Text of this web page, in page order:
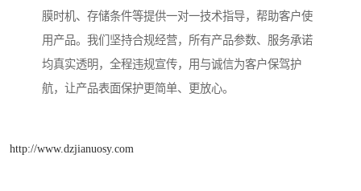
膜时机、存储条件等提供一对一技术指导，帮助客户使
用产品。我们坚持合规经营，所有产品参数、服务承诺
均真实透明，全程违规宣传，用与诚信为客户保驾护
航，让产品表面保护更简单、更放心。
http://www.dzjianuosy.com